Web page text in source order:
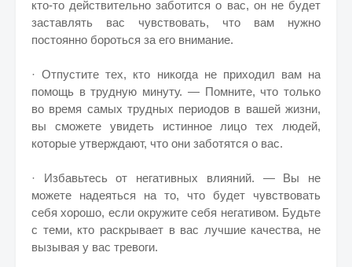
кто-то действительно заботится о вас, он не будет
заставлять вас чувствовать, что вам нужно
постоянно бороться за его внимание.
· Отпустите тех, кто никогда не приходил вам на
помощь в трудную минуту. — Помните, что только
во время самых трудных периодов в вашей жизни,
вы сможете увидеть истинное лицо тех людей,
которые утверждают, что они заботятся о вас.
· Избавьтесь от негативных влияний. — Вы не
можете надеяться на то, что будет чувствовать
себя хорошо, если окружите себя негативом. Будьте
с теми, кто раскрывает в вас лучшие качества, не
вызывая у вас тревоги.